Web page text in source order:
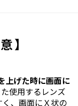
】
上げた時に画面に
た使用するレンズ
、画面にＸ状の